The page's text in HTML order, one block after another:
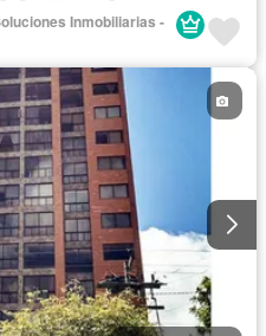
Gas naturalInmobiliarias -